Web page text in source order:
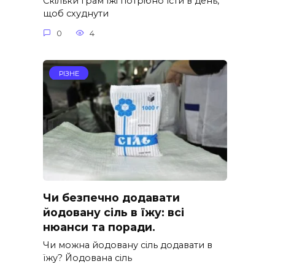
щоб схуднути
0 4
РІЗНЕ
Чи безпечно додавати
йодовану сіль в їжу: всі
нюанси та поради.
Чи можна йодовану сіль додавати в
їжу? Йодована сіль